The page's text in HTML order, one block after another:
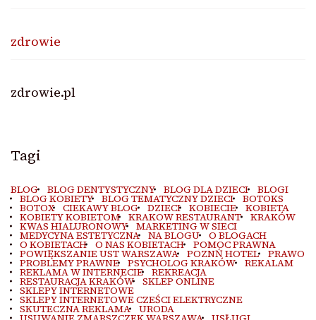
zdrowie
zdrowie.pl
Tagi
BLOG BLOG DENTYSTYCZNY BLOG DLA DZIECI BLOGI
BLOG KOBIETY BLOG TEMATYCZNY DZIECI BOTOKS
BOTOX CIEKAWY BLOG DZIECI KOBIECIE KOBIETA
KOBIETY KOBIETOM KRAKOW RESTAURANT KRAKÓW
KWAS HIALURONOWY MARKETING W SIECI
MEDYCYNA ESTETYCZNA NA BLOGU O BLOGACH
O KOBIETACH O NAS KOBIETACH POMOC PRAWNA
POWIĘKSZANIE UST WARSZAWA POZNŃ HOTEL PRAWO
PROBLEMY PRAWNE PSYCHOLOG KRAKÓW REKALAM
REKLAMA W INTERNECIE REKREACJA
RESTAURACJA KRAKÓW SKLEP ONLINE
SKLEPY INTERNETOWE
SKLEPY INTERNETOWE CZEŚCI ELEKTRYCZNE
SKUTECZNA REKLAMA URODA